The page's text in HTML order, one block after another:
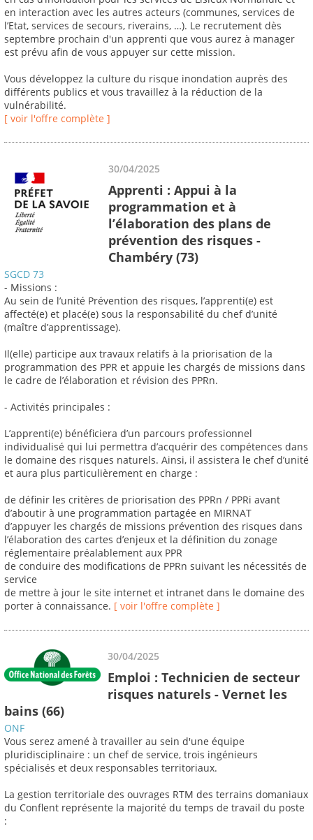
en interaction avec les autres acteurs (communes, services de
l’Etat, services de secours, riverains, …). Le recrutement dès
septembre prochain d'un apprenti que vous aurez à manager
est prévu afin de vous appuyer sur cette mission.
Vous développez la culture du risque inondation auprès des
différents publics et vous travaillez à la réduction de la
vulnérabilité.
[ voir l'offre complète ]
30/04/2025
Apprenti : Appui à la
programmation et à
l’élaboration des plans de
prévention des risques -
Chambéry (73)
SGCD 73
- Missions :
Au sein de l’unité Prévention des risques, l’apprenti(e) est
affecté(e) et placé(e) sous la responsabilité du chef d’unité
(maître d’apprentissage).
Il(elle) participe aux travaux relatifs à la priorisation de la
programmation des PPR et appuie les chargés de missions dans
le cadre de l’élaboration et révision des PPRn.
- Activités principales :
L’apprenti(e) bénéficiera d’un parcours professionnel
individualisé qui lui permettra d’acquérir des compétences dans
le domaine des risques naturels. Ainsi, il assistera le chef d’unité
et aura plus particulièrement en charge :
de définir les critères de priorisation des PPRn / PPRi avant
d’aboutir à une programmation partagée en MIRNAT
d’appuyer les chargés de missions prévention des risques dans
l’élaboration des cartes d’enjeux et la définition du zonage
réglementaire préalablement aux PPR
de conduire des modifications de PPRn suivant les nécessités de
service
de mettre à jour le site internet et intranet dans le domaine des
porter à connaissance. [ voir l'offre complète ]
30/04/2025
Emploi : Technicien de secteur
risques naturels - Vernet les
bains (66)
ONF
Vous serez amené à travailler au sein d'une équipe
pluridisciplinaire : un chef de service, trois ingénieurs
spécialisés et deux responsables territoriaux.
La gestion territoriale des ouvrages RTM des terrains domaniaux
du Conflent représente la majorité du temps de travail du poste
: